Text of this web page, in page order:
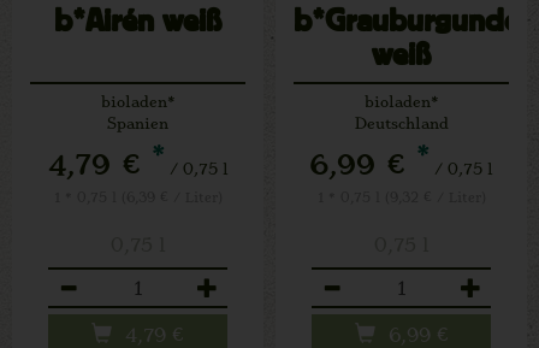
b*Airén weiß
bioladen*
Spanien
4,79 € * / 0,75 l
4,79 €
b*Grauburgunder
weiß
bioladen*
Deutschland
6,99 € * / 0,75 l
6,99 €